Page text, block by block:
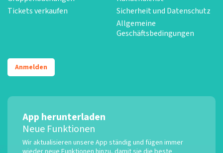
Tickets verkaufen
Sicherheit und Datenschutz
Allgemeine
Geschäftsbedingungen
Anmelden
App herunterladen
Neue Funktionen
Wir aktualisieren unsere App ständig und fügen immer